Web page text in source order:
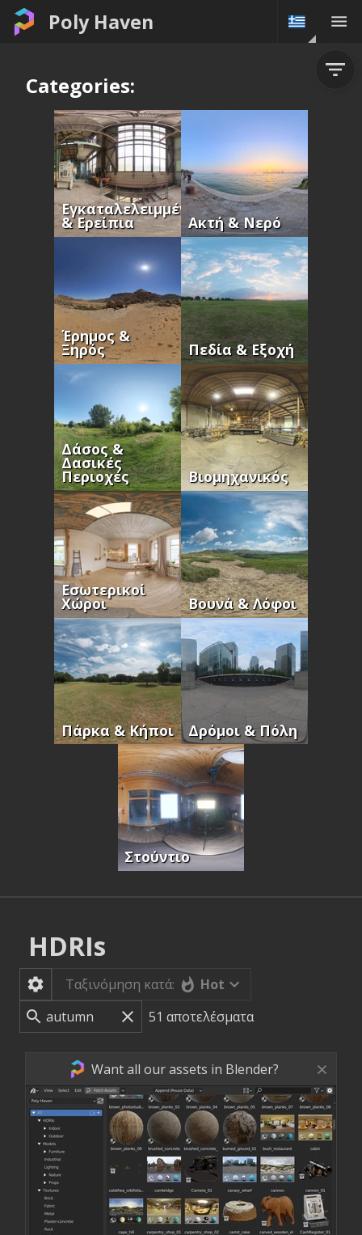
Poly Haven
Categories:
Εγκαταλελειμμένα
& Ερείπια Ακτή & Νερό
Έρημος &
Ξηρός Πεδία & Εξοχή
Δάσος &
Δασικές
Περιοχές Βιομηχανικός
Εσωτερικοί
Χώροι Βουνά & Λόφοι
Πάρκα & Κήποι Δρόμοι & Πόλη
Στούντιο
HDRIs
Ταξινόμηση κατά:
Hot
51 αποτελέσματα
Want all our assets in Blender?